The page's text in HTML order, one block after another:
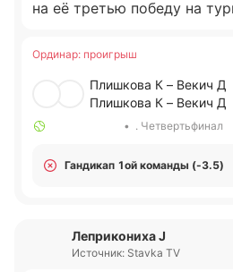
на её третью победу на
Ординар: проигрыш
Плишкова К – Векич Д
Плишкова К – Векич Д
• . Четвертьфинал
Гандикап 1ой команды (-3.5)
Леприкониха J
Источник: Stavka TV